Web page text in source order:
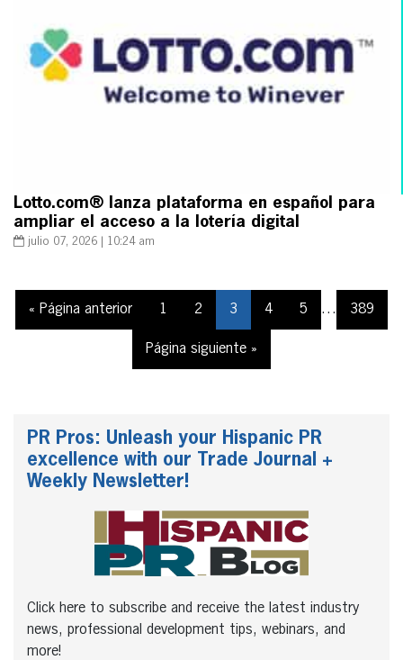
Lotto.com® lanza plataforma en español para
ampliar el acceso a la lotería digital
julio 07, 2026 | 10:24 am
« Página anterior 1 2 3 4 5 … 389
Página siguiente »
PR Pros: Unleash your Hispanic PR
excellence with our Trade Journal +
Weekly Newsletter!
Click here to subscribe and receive the latest industry
news, professional development tips, webinars, and
more!